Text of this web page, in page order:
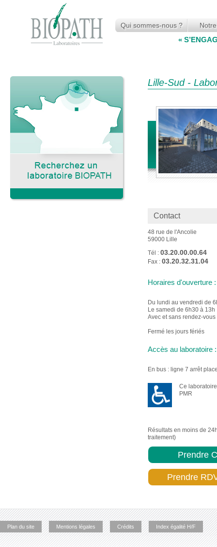
Qui sommes-nous ?
«
Lille-Sud -
Contact
48 rue de l'Ancolie
59000 Lille
Tél : 03.20.00.00.64
Fax : 03.20.32.31.04
Horaires d'ouverture :
Du lundi au vendredi de
Le samedi de 6h30 à 13h
Avec et sans rendez-vous
Fermé les jours fériés
Accès au laboratoire :
En bus : ligne 7 arrêt
Ce
PMR
Résultats en moins de
traitement)
Prendre
Prendre
Plan du site Mentions légales Crédits Index égalité H/F